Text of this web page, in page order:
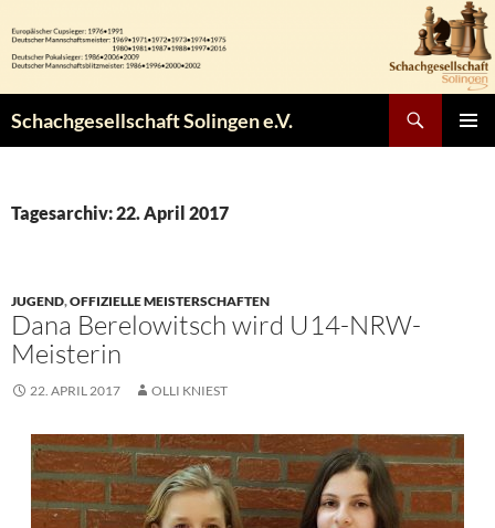
Inhalt
springen
Schachgesellschaft Solingen e.V.
Tagesarchiv: 22. April 2017
JUGEND,OFFIZIELLE MEISTERSCHAFTEN
Dana Berelowitsch wird U14-NRW-
Meisterin
22. APRIL 2017 OLLI KNIEST